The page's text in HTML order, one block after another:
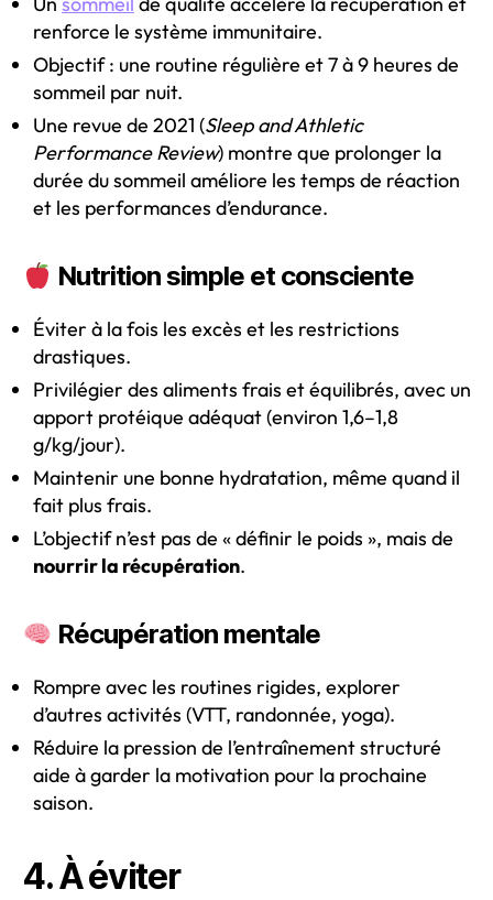
renforce le système immunitaire.
Objectif : une routine régulière et 7 à 9 heures de
sommeil par nuit.
Une revue de 2021 (Sleep and Athletic
Performance Review) montre que prolonger la
durée du sommeil améliore les temps de réaction
et les performances d’endurance.
Nutrition simple et consciente
Éviter à la fois les excès et les restrictions
drastiques.
Privilégier des aliments frais et équilibrés, avec un
apport protéique adéquat (environ 1,6–1,8
g/kg/jour).
Maintenir une bonne hydratation, même quand il
fait plus frais.
L’objectif n’est pas de « définir le poids », mais de
nourrir la récupération.
Récupération mentale
Rompre avec les routines rigides, explorer
d’autres activités (VTT, randonnée, yoga).
Réduire la pression de l’entraînement structuré
aide à garder la motivation pour la prochaine
saison.
4. À éviter